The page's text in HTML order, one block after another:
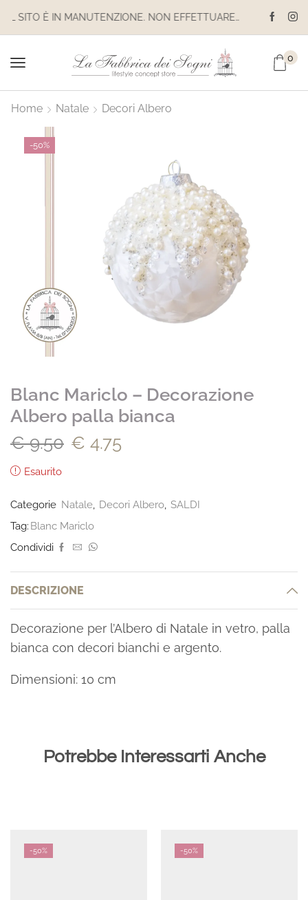
IL SITO È IN MANUTENZIONE. NON EFFETTUARE ACQUISTI. LE SPEDIZIONI SONO SOSPESE
0
Home Natale Decori Albero
-50%
Blanc Mariclo – Decorazione
Albero palla bianca
€9.50 € 4.75
Esaurito
Categorie Natale Decori Albero SALDI
Tag: Blanc Mariclo
Condividi
DESCRIZIONE
Decorazione per l’Albero di Natale in vetro, palla
bianca con decori bianchi e argento.
Dimensioni: 10 cm
Potrebbe Interessarti Anche
-50% -50%